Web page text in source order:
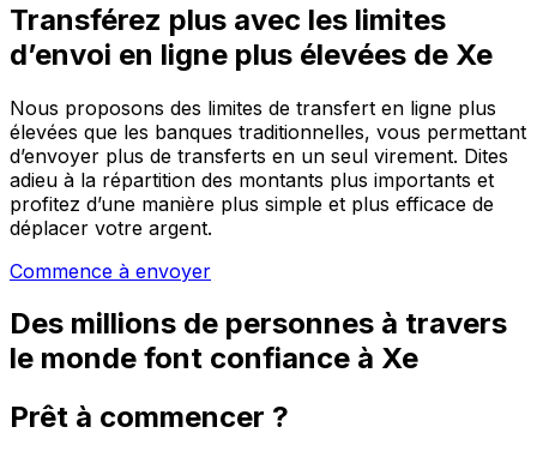
Transférez plus avec les limites
d’envoi en ligne plus élevées de Xe
Nous proposons des limites de transfert en ligne plus
élevées que les banques traditionnelles, vous permettant
d’envoyer plus de transferts en un seul virement. Dites
adieu à la répartition des montants plus importants et
profitez d’une manière plus simple et plus efficace de
déplacer votre argent.
Commence à envoyer
Des millions de personnes à travers
le monde font confiance à Xe
Prêt à commencer ?